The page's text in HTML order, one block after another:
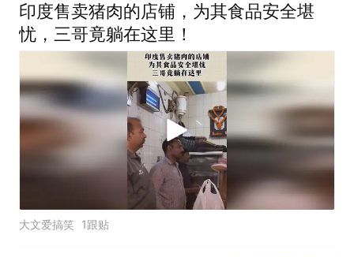
印度售卖猪肉的店铺，为其食品安全堪
忧，三哥竟躺在这里！
大文爱搞笑 1跟贴